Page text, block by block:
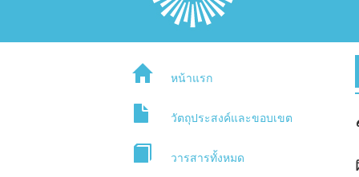
หน้าแรก
วัตถุประสงค์และขอบเขต
วารสารทั้งหมด